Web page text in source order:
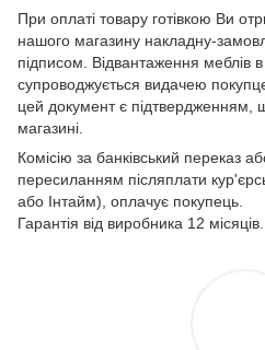
При оплаті товару готівкою Ви
нашого магазину накладну-
підписом. Відвантаження меблів
супроводжується видачею
цей документ є
магазині.
Комісію за банківський переказ
пересиланням післяплати
або Інтайм), оплачує покупець.
Гарантія від виробника 12 місяців.